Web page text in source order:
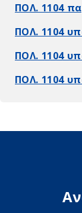
ΠΟΛ. 1104
ΠΟΛ. 1104
ΠΟΛ. 1104
ΠΟΛ. 1104